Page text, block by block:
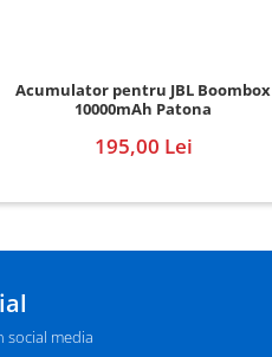
Acumulator pentru JBL Boombox
10000mAh Patona
195,00 Lei
social media